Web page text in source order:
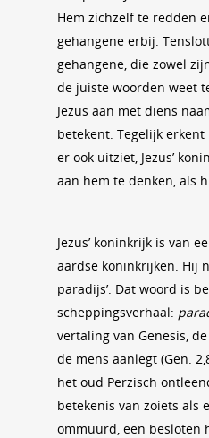
Hem zichzelf te redden
gehangene erbij.
gehangene, die zowel
de juiste woorden weet
Jezus aan met diens
betekent. Tegelijk
er ook uitziet, Jezus’
aan hem te denken, als
Jezus’ koninkrijk is van
aardse koninkrijken. Hij
paradijs’. Dat woord is
scheppingsverhaal:
vertaling van Genesis,
de mens aanlegt (Gen.
het oud Perzisch
betekenis van zoiets als
ommuurd, een besloten